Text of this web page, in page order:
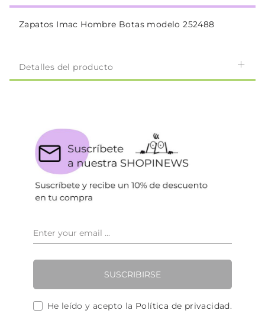
Zapatos Imac Hombre Botas modelo 252488
Detalles del producto
SUSCRIBIRSE
He leído y acepto la Política de privacidad.